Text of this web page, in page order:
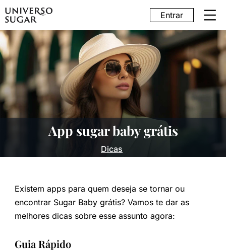
Entrar
App sugar baby grátis
Dicas
Existem apps para quem deseja se tornar ou
encontrar Sugar Baby grátis? Vamos te dar as
melhores dicas sobre esse assunto agora:
Guia Rápido